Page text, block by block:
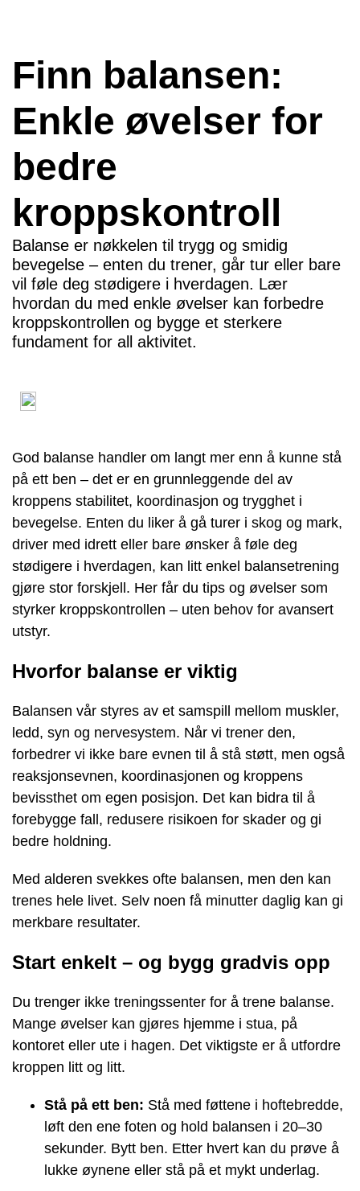
Finn balansen:
Enkle øvelser for
bedre
kroppskontroll
Balanse er nøkkelen til trygg og smidig
bevegelse – enten du trener, går tur eller bare
vil føle deg stødigere i hverdagen. Lær
hvordan du med enkle øvelser kan forbedre
kroppskontrollen og bygge et sterkere
fundament for all aktivitet.
God balanse handler om langt mer enn å kunne stå
på ett ben – det er en grunnleggende del av
kroppens stabilitet, koordinasjon og trygghet i
bevegelse. Enten du liker å gå turer i skog og mark,
driver med idrett eller bare ønsker å føle deg
stødigere i hverdagen, kan litt enkel balansetrening
gjøre stor forskjell. Her får du tips og øvelser som
styrker kroppskontrollen – uten behov for avansert
utstyr.
Hvorfor balanse er viktig
Balansen vår styres av et samspill mellom muskler,
ledd, syn og nervesystem. Når vi trener den,
forbedrer vi ikke bare evnen til å stå støtt, men også
reaksjonsevnen, koordinasjonen og kroppens
bevissthet om egen posisjon. Det kan bidra til å
forebygge fall, redusere risikoen for skader og gi
bedre holdning.
Med alderen svekkes ofte balansen, men den kan
trenes hele livet. Selv noen få minutter daglig kan gi
merkbare resultater.
Start enkelt – og bygg gradvis opp
Du trenger ikke treningssenter for å trene balanse.
Mange øvelser kan gjøres hjemme i stua, på
kontoret eller ute i hagen. Det viktigste er å utfordre
kroppen litt og litt.
Stå på ett ben: Stå med føttene i hoftebredde,
løft den ene foten og hold balansen i 20–30
sekunder. Bytt ben. Etter hvert kan du prøve å
lukke øynene eller stå på et mykt underlag.